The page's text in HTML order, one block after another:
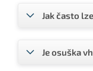
Jak často
Je osuška